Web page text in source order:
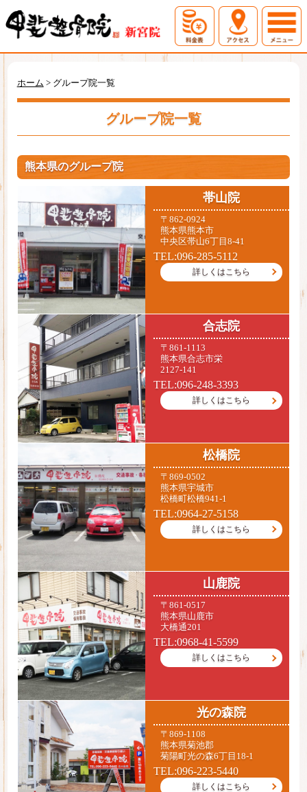
お問い合わせ
ホーム > グループ院一覧
グループ院一覧
熊本県のグループ院
帯山院
〒862-0924
熊本県熊本市
中央区帯山6丁目8-41
TEL:096-285-5112
詳しくはこちら
合志院
〒861-1113
熊本県合志市栄
2127-141
TEL:096-248-3393
詳しくはこちら
松橋院
〒869-0502
熊本県宇城市
松橋町松橋941-1
TEL:0964-27-5158
詳しくはこちら
山鹿院
〒861-0517
熊本県山鹿市
大橋通201
TEL:0968-41-5599
詳しくはこちら
光の森院
〒869-1108
熊本県菊池郡
菊陽町光の森6丁目18-1
TEL:096-223-5440
詳しくはこちら